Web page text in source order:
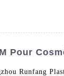
Pour
Runfang